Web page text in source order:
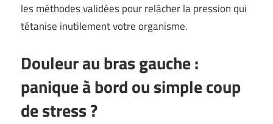
les méthodes validées pour relâcher la pression qui
tétanise inutilement votre organisme.
Douleur au bras gauche :
panique à bord ou simple coup
de stress ?